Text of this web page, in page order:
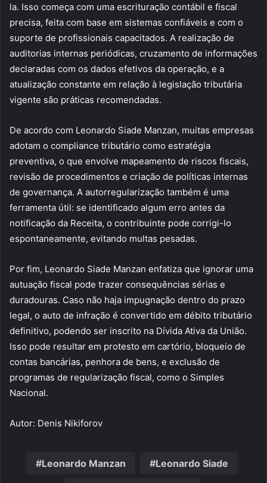
la. Isso começa com uma escrituração contábil e fiscal
precisa, feita com base em sistemas confiáveis e com o
suporte de profissionais capacitados. A realização de
auditorias internas periódicas, cruzamento de informações
declaradas com os dados efetivos da operação, e a
atualização constante em relação à legislação tributária
vigente são práticas recomendadas.
De acordo com Leonardo Siade Manzan, muitas empresas
adotam o compliance tributário como estratégia
preventiva, o que envolve mapeamento de riscos fiscais,
revisão de procedimentos e criação de políticas internas
de governança. A autorregularização também é uma
ferramenta útil: se identificado algum erro antes da
notificação da Receita, o contribuinte pode corrigi-lo
espontaneamente, evitando multas pesadas.
Por fim, Leonardo Siade Manzan enfatiza que ignorar uma
autuação fiscal pode trazer consequências sérias e
duradouras. Caso não haja impugnação dentro do prazo
legal, o auto de infração é convertido em débito tributário
definitivo, podendo ser inscrito na Dívida Ativa da União.
Isso pode resultar em protesto em cartório, bloqueio de
contas bancárias, penhora de bens, e exclusão de
programas de regularização fiscal, como o Simples
Nacional.
Autor: Denis Nikiforov
Leonardo Manzan Leonardo Siade